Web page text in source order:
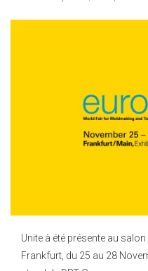
Unite à été présente au
Frankfurt, du 25 au 28